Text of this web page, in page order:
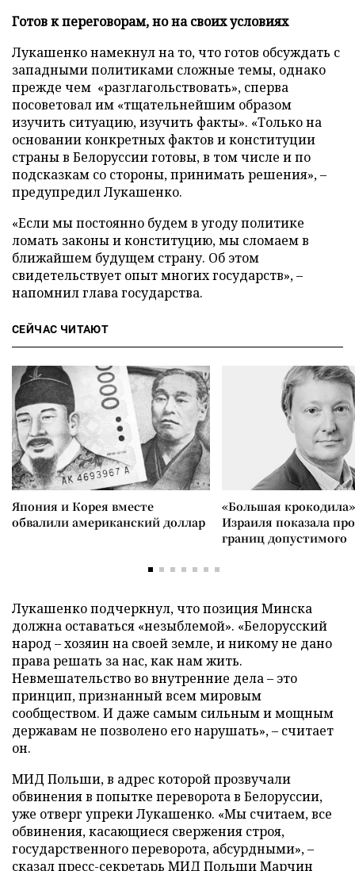
Готов к переговорам, но на своих условиях
Лукашенко намекнул на то, что готов обсуждать с
западными политиками сложные темы, однако
прежде чем «разглагольствовать», сперва
посоветовал им «тщательнейшим образом
изучить ситуацию, изучить факты». «Только на
основании конкретных фактов и конституции
страны в Белоруссии готовы, в том числе и по
подсказкам со стороны, принимать решения», –
предупредил Лукашенко.
«Если мы постоянно будем в угоду политике
ломать законы и конституцию, мы сломаем в
ближайшем будущем страну. Об этом
свидетельствует опыт многих государств», –
напомнил глава государства.
СЕЙЧАС ЧИТАЮТ
Япония и Корея вместе
обвалили американский доллар
«Большая
Израиля показала
границ допустимого
Лукашенко подчеркнул, что позиция Минска
должна оставаться «незыблемой». «Белорусский
народ – хозяин на своей земле, и никому не дано
права решать за нас, как нам жить.
Невмешательство во внутренние дела – это
принцип, признанный всем мировым
сообществом. И даже самым сильным и мощным
державам не позволено его нарушать», – считает
он.
МИД Польши, в адрес которой прозвучали
обвинения в попытке переворота в Белоруссии,
уже отверг упреки Лукашенко. «Мы считаем, все
обвинения, касающиеся свержения строя,
государственного переворота, абсурдными», –
сказал пресс-секретарь МИД Польши Марчин